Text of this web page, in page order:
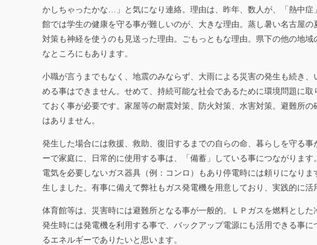
『
穴
熊
社
長
の
蛙
鳴
蝉
噪
（
かしちゃったかな…」と気になり連絡。理由は、昨年、数人が、「熱中
館では学生の健康を守る事が難しいのが、大きな理由。蒸し暑い名古屋
対策も神経を使うのも見送った理由。ごもっともな理由。県下の他の地
なところにもあります。
小職が言うまでもなく、地震のみならず、大雨による災害の発生も続き
める事はできません。せめて、持続可能な社会であるために環境問題に
ておく事が必要です。家屋等の耐震対策、防火対策、水害対策。避難所
はありません。
発生した場合には救援、救助、復旧するまでの自らの命、暮らしを守る
ーで家庭に、日常的に使用する事は、「備蓄」している事につながりま
電気を必要しないガス器具（例：コンロ）もあり停電時には頼りになり
生しました。有事に備えて弊社もガス発電機を用意しており、実践的に活
体育館等は、災害時には避難所となる事が一般的。ＬＰガスを燃料とし
発生時には発電機を利用する事で、バックアップ電源にも活用できる事
るエネルギーでありたいと思います。